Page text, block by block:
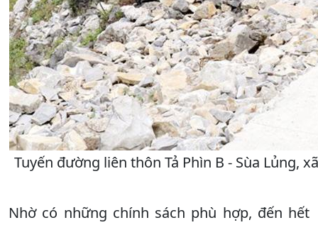
Tuyến đường liên thôn Tả Phìn B - Sùa Lủng,
Nhờ có những chính sách phù hợp, đến hết